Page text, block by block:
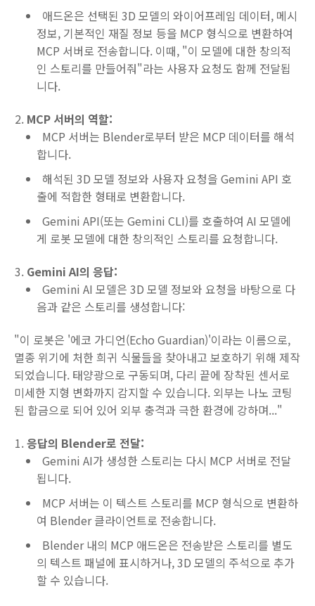
애드온은 선택된 3D 모델의 와이어프레임 데이터, 메시
정보, 기본적인 재질 정보 등을 MCP 형식으로 변환하여
MCP 서버로 전송합니다. 이때, "이 모델에 대한 창의적
인 스토리를 만들어줘"라는 사용자 요청도 함께 전달됩
니다.
MCP 서버의 역할:
MCP 서버는 Blender로부터 받은 MCP 데이터를 해석
합니다.
해석된 3D 모델 정보와 사용자 요청을 Gemini API 호
출에 적합한 형태로 변환합니다.
Gemini API(또는 Gemini CLI)를 호출하여 AI 모델에
게 로봇 모델에 대한 창의적인 스토리를 요청합니다.
Gemini AI의 응답:
Gemini AI 모델은 3D 모델 정보와 요청을 바탕으로 다
음과 같은 스토리를 생성합니다:
"이 로봇은 '에코 가디언(Echo Guardian)'이라는 이름으로,
멸종 위기에 처한 희귀 식물들을 찾아내고 보호하기 위해 제작
되었습니다. 태양광으로 구동되며, 다리 끝에 장착된 센서로
미세한 지형 변화까지 감지할 수 있습니다. 외부는 나노 코팅
된 합금으로 되어 있어 외부 충격과 극한 환경에 강하며..."
응답의 Blender로 전달:
Gemini AI가 생성한 스토리는 다시 MCP 서버로 전달
됩니다.
MCP 서버는 이 텍스트 스토리를 MCP 형식으로 변환하
여 Blender 클라이언트로 전송합니다.
Blender 내의 MCP 애드온은 전송받은 스토리를 별도
의 텍스트 패널에 표시하거나, 3D 모델의 주석으로 추가
할 수 있습니다.